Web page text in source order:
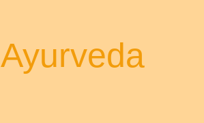
Ayurveda